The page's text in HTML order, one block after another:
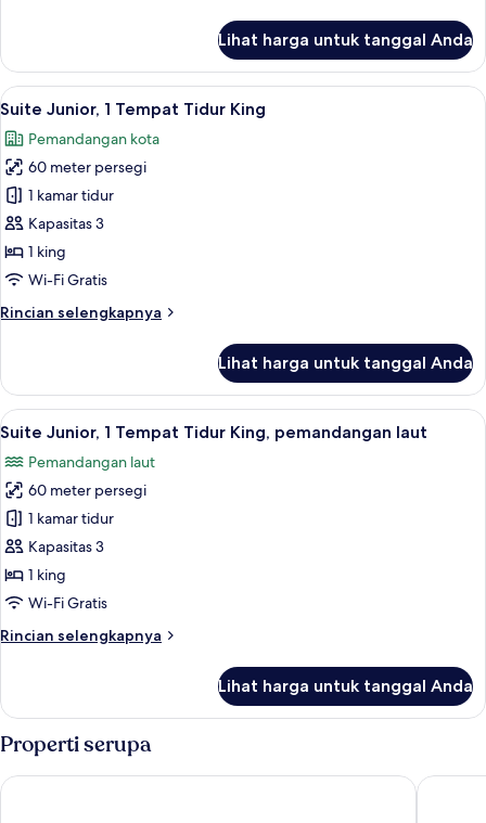
King
Or
Twin
Lihat harga untuk tanggal Anda
Lihat
semua
foto
untuk
Suite
Junior,
1
Tempat
King
Seprai premium, minibar, brankas,
11
Suite Junior, 1 Tempat Tidur King
Pemandangan kota
60 meter persegi
1 kamar tidur
Kapasitas 3
1 king
Wi-Fi Gratis
Rincian selengkapnya
Rincian
Suite
Junior,
1
Tidur
King
Lihat harga untuk tanggal Anda
Lihat
semua
foto
untuk
Suite
Junior,
1
Tempat
King,
Seprai premium, minibar, brankas,
8
Suite Junior, 1 Tempat Tidur King, pemandangan laut
Pemandangan laut
60 meter persegi
1 kamar tidur
Kapasitas 3
1 king
Wi-Fi Gratis
Rincian selengkapnya
Rincian
Suite
1
Tidur
Lihat harga untuk tanggal Anda
Properti serupa
Radisson Blu Hotel Doha